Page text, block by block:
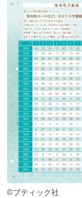
©ブティック社